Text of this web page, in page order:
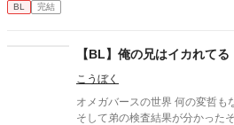
BL 完結
【BL】俺の兄はイカれてる
こうぼく
オメガバースの世界 何の変哲もない家庭 父はα、母はβ、兄はα、